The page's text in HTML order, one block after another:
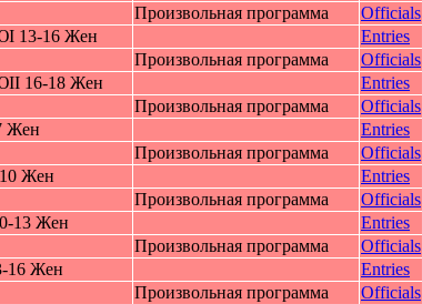
Произвольная программа
Officials
13-16 Жeн
Entries
Произвольная программа
Officials
16-18 Жeн
Entries
Произвольная программа
Officials
Жeн
Entries
Произвольная программа
Officials
Жeн
Entries
Произвольная программа
Officials
13 Жeн
Entries
Произвольная программа
Officials
16 Жeн
Entries
Произвольная программа
Officials